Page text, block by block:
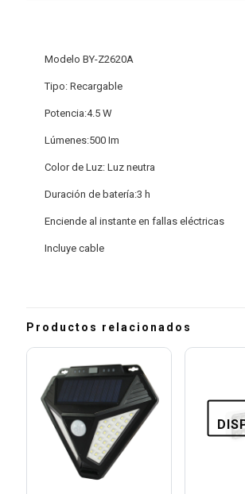
Modelo BY-Z2620A
Tipo: Recargable
Potencia:4.5 W
Lúmenes:500 Im
Color de Luz: Luz neutra
Duración de batería:3 h
Enciende al instante en fallas eléctricas
Incluye cable
Productos relacionados